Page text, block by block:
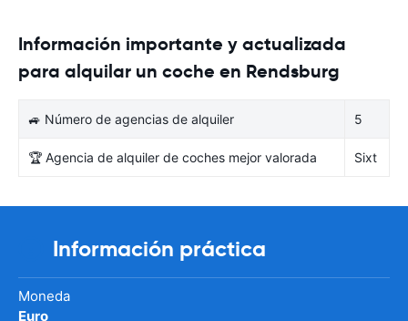
Información importante y actualizada
para alquilar un coche en Rendsburg
🚙 Número de agencias de alquiler 5
🏆 Agencia de alquiler de coches mejor valorada Sixt
Información práctica
Moneda
Euro